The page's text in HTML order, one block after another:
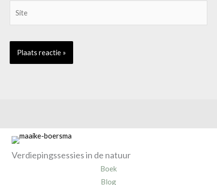
Verdiepingssessies in de natuur
Boek
Blog